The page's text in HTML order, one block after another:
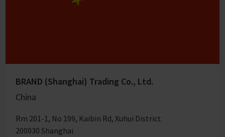
BRAND (Shanghai) Trading Co., Ltd.
China
Rm 201-1, No 199, Kaibin Rd, Xuhui District
200030 Shanghai